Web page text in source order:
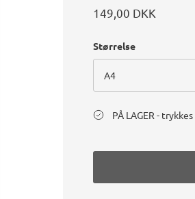
149,00 DKK
Størrelse
A4
PÅ LAGER -